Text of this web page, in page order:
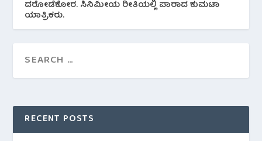
ದರೋಡೆಕೋರ. ಸಿನಿಮೀಯ ರೀತಿಯಲ್ಲಿ ಪಾರಾದ ಕುಮಟಾ
ಯಾತ್ರಿಕರು.
RECENT POSTS